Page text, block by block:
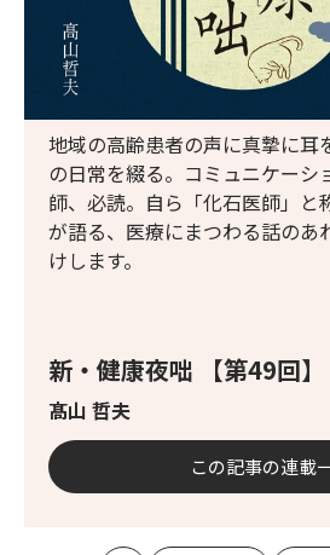
新・健康夜咄 【第49回】
髙山 哲夫
地域の高齢患者の声に真摯に耳
の日常を綴る。コミュニケーシ
師、必読。自ら「化石医師」と
が語る、医療にまつわる話のあ
けします。
この記事の連載